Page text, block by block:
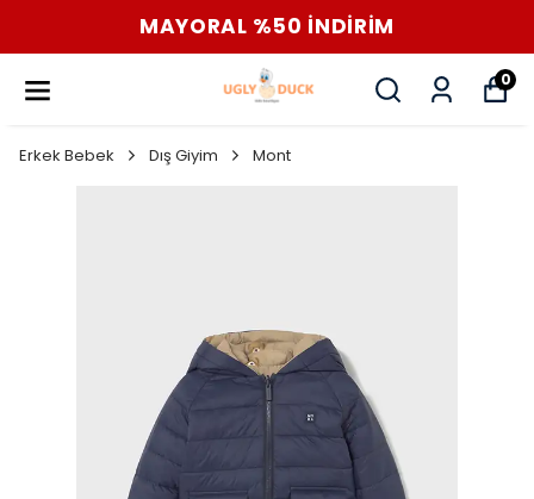
MAYORAL %50 İNDİRİM
0
Erkek Bebek Dış Giyim Mont